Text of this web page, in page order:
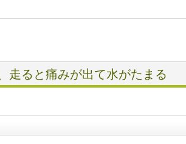
走ると痛みが出て水がたまる